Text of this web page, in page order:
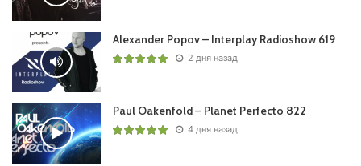
27 Eli Brown – Believe /FILTH ON ACID/
28 Sam Paganini – Rave (Talla 2XLC Prog Rework)
/DRUMCODE/
Понравился выпуск?
Alexander Popov – Interplay Radioshow 619
2 дня назад
Paul Oakenfold – Planet Perfecto 822
4 дня назад